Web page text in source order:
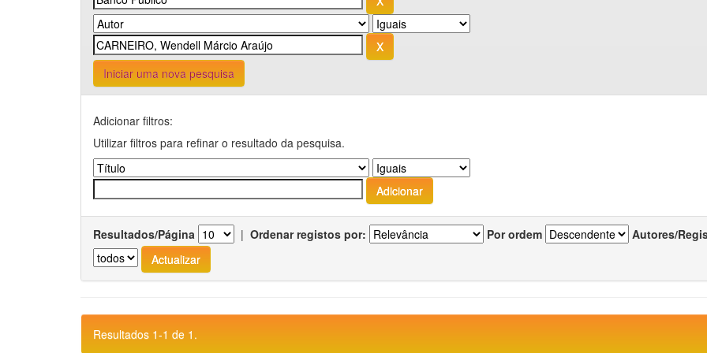
Iniciar uma nova pesquisa
Adicionar filtros:
Utilizar filtros para refinar o resultado da pesquisa.
Resultados/Página | Ordenar registos por: Por ordem Autores/
Resultados 1-1 de 1.